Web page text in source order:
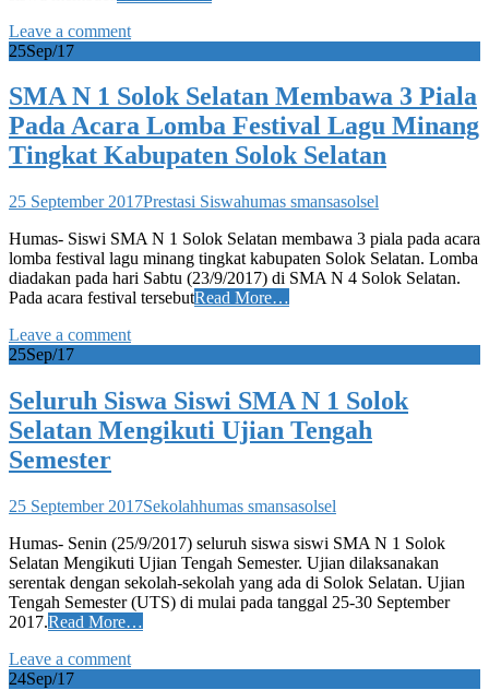
Leave a comment
25Sep/17
SMA N 1 Solok Selatan Membawa 3 Piala
Pada Acara Lomba Festival Lagu Minang
Tingkat Kabupaten Solok Selatan
25 September 2017Prestasi Siswahumas smansasolsel
Humas- Siswi SMA N 1 Solok Selatan membawa 3 piala pada acara
lomba festival lagu minang tingkat kabupaten Solok Selatan. Lomba
diadakan pada hari Sabtu (23/9/2017) di SMA N 4 Solok Selatan.
Pada acara festival tersebutRead More…
Leave a comment
25Sep/17
Seluruh Siswa Siswi SMA N 1 Solok
Selatan Mengikuti Ujian Tengah
Semester
25 September 2017Sekolahhumas smansasolsel
Humas- Senin (25/9/2017) seluruh siswa siswi SMA N 1 Solok
Selatan Mengikuti Ujian Tengah Semester. Ujian dilaksanakan
serentak dengan sekolah-sekolah yang ada di Solok Selatan. Ujian
Tengah Semester (UTS) di mulai pada tanggal 25-30 September
2017.Read More…
Leave a comment
24Sep/17